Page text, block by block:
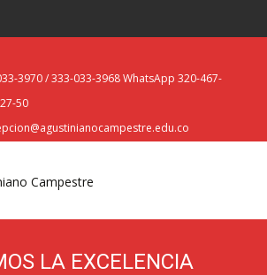
3970 / 333-033-3968 WhatsApp 320-467-
50
LA EXCELENCIA